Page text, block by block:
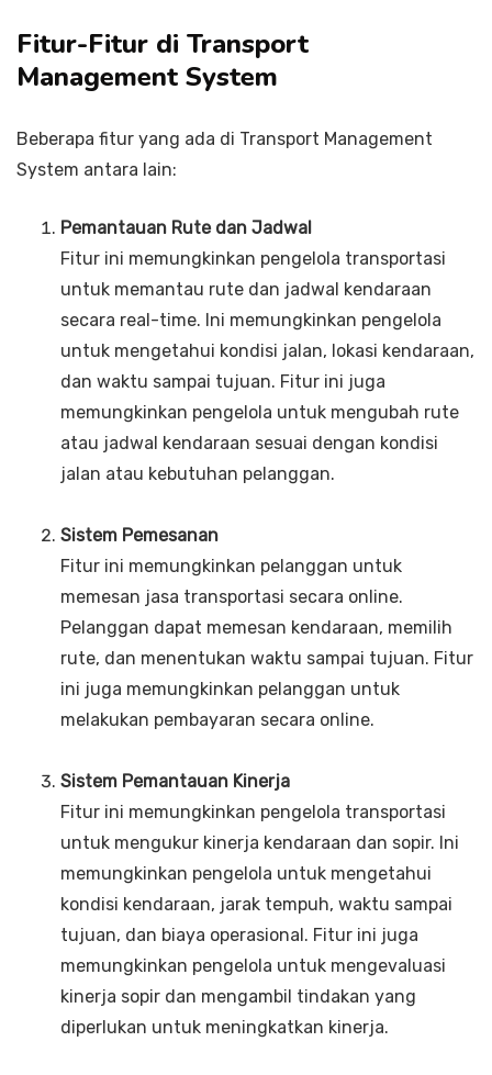
Fitur-Fitur di Transport
Management System
Beberapa fitur yang ada di Transport Management
System antara lain:
Pemantauan Rute dan Jadwal
Fitur ini memungkinkan pengelola transportasi
untuk memantau rute dan jadwal kendaraan
secara real-time. Ini memungkinkan pengelola
untuk mengetahui kondisi jalan, lokasi kendaraan,
dan waktu sampai tujuan. Fitur ini juga
memungkinkan pengelola untuk mengubah rute
atau jadwal kendaraan sesuai dengan kondisi
jalan atau kebutuhan pelanggan.
Sistem Pemesanan
Fitur ini memungkinkan pelanggan untuk
memesan jasa transportasi secara online.
Pelanggan dapat memesan kendaraan, memilih
rute, dan menentukan waktu sampai tujuan. Fitur
ini juga memungkinkan pelanggan untuk
melakukan pembayaran secara online.
Sistem Pemantauan Kinerja
Fitur ini memungkinkan pengelola transportasi
untuk mengukur kinerja kendaraan dan sopir. Ini
memungkinkan pengelola untuk mengetahui
kondisi kendaraan, jarak tempuh, waktu sampai
tujuan, dan biaya operasional. Fitur ini juga
memungkinkan pengelola untuk mengevaluasi
kinerja sopir dan mengambil tindakan yang
diperlukan untuk meningkatkan kinerja.